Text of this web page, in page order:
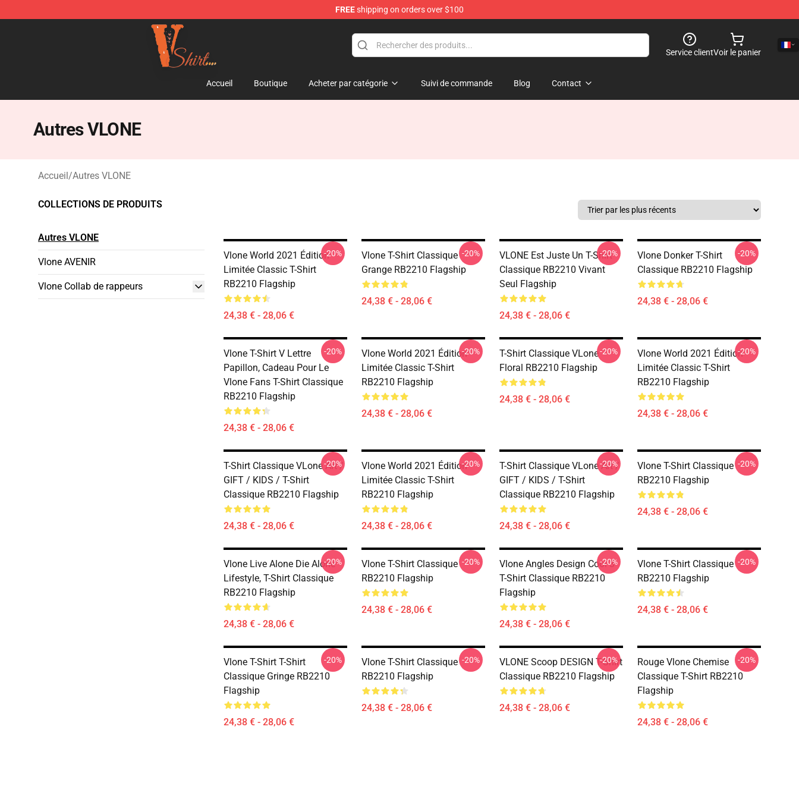
FREEshipping on orders over $100
Vlone Shirt Store - Official Vlone Shirt Shop
Service clientVoir le panier
Accueil Boutique Acheter par catégorie Suivi de commande Blog Contact
Autres VLONE
Accueil/Autres VLONE
COLLECTIONS DE PRODUITS
Autres VLONE
Vlone AVENIR
Vlone Collab de rappeurs
Vlone World 2021 Édition
Limitée Classic T-Shirt
RB2210 Flagship
24,38 € - 28,06 €
-20%
Vlone T-Shirt Classique
Grange RB2210 Flagship
24,38 € - 28,06 €
-20%
VLONE Est Juste Un T-Shirt
Classique RB2210 Vivant
Seul Flagship
24,38 € - 28,06 €
-20%
Vlone Donker T-Shirt
Classique RB2210 Flagship
24,38 € - 28,06 €
-20%
Vlone T-Shirt V Lettre
Papillon, Cadeau Pour Le
Vlone Fans T-Shirt Classique
RB2210 Flagship
24,38 € - 28,06 €
-20%
Vlone World 2021 Édition
Limitée Classic T-Shirt
RB2210 Flagship
24,38 € - 28,06 €
-20%
T-Shirt Classique VLone
Floral RB2210 Flagship
24,38 € - 28,06 €
-20%
Vlone World 2021 Édition
Limitée Classic T-Shirt
RB2210 Flagship
24,38 € - 28,06 €
-20%
T-Shirt Classique VLone Art /
GIFT / KIDS / T-Shirt
Classique RB2210 Flagship
24,38 € - 28,06 €
-20%
Vlone World 2021 Édition
Limitée Classic T-Shirt
RB2210 Flagship
24,38 € - 28,06 €
-20%
T-Shirt Classique VLone Art /
GIFT / KIDS / T-Shirt
Classique RB2210 Flagship
24,38 € - 28,06 €
-20%
Vlone T-Shirt Classique
RB2210 Flagship
24,38 € - 28,06 €
-20%
Vlone Live Alone Die Alone
Lifestyle, T-Shirt Classique
RB2210 Flagship
24,38 € - 28,06 €
-20%
Vlone T-Shirt Classique
RB2210 Flagship
24,38 € - 28,06 €
-20%
Vlone Angles Design Cool 3
T-Shirt Classique RB2210
Flagship
24,38 € - 28,06 €
-20%
Vlone T-Shirt Classique
RB2210 Flagship
24,38 € - 28,06 €
-20%
Vlone T-Shirt T-Shirt
Classique Gringe RB2210
Flagship
24,38 € - 28,06 €
-20%
Vlone T-Shirt Classique
RB2210 Flagship
24,38 € - 28,06 €
-20%
VLONE Scoop DESIGN T-Shirt
Classique RB2210 Flagship
24,38 € - 28,06 €
-20%
Rouge Vlone Chemise
Classique T-Shirt RB2210
Flagship
24,38 € - 28,06 €
-20%